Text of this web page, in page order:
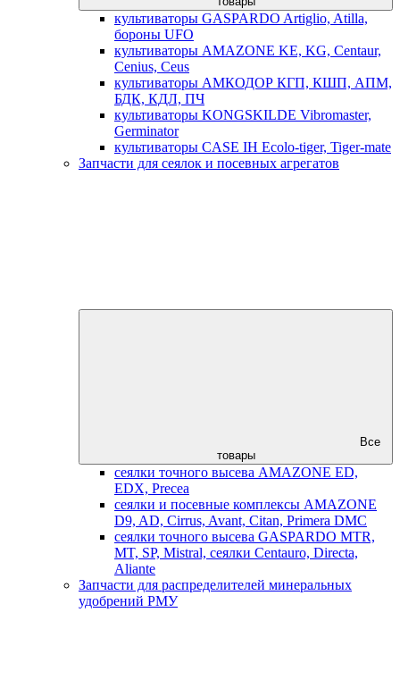
культиваторы GASPARDO Artiglio, Atilla,
бороны UFO
культиваторы AMAZONE KE, KG, Centaur,
Cenius, Ceus
культиваторы АМКОДОР КГП, КШП, АПМ,
БДК, КДЛ, ПЧ
культиваторы KONGSKILDE Vibromaster,
Germinator
культиваторы CASE IH Ecolo-tiger, Tiger-mate
Запчасти для сеялок и посевных агрегатов
Все
товары
сеялки точного высева AMAZONE ED,
EDX, Precea
сеялки и посевные комплексы AMAZONE
D9, AD, Cirrus, Avant, Citan, Primera DMC
сеялки точного высева GASPARDO MTR,
MT, SP, Mistral, сеялки Centauro, Directa,
Aliante
Запчасти для распределителей минеральных
удобрений РМУ